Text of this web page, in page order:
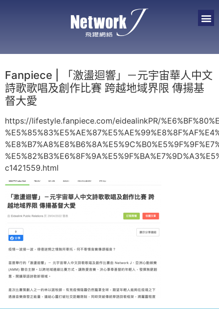
Fanpiece | 「激盪迴響」－元宇宙華人中文
詩歌歌唱及創作比賽 跨越地域界限 傳揚基
督大愛
https://lifestyle.fanpiece.com/eidealinkPR/
c1421559.html